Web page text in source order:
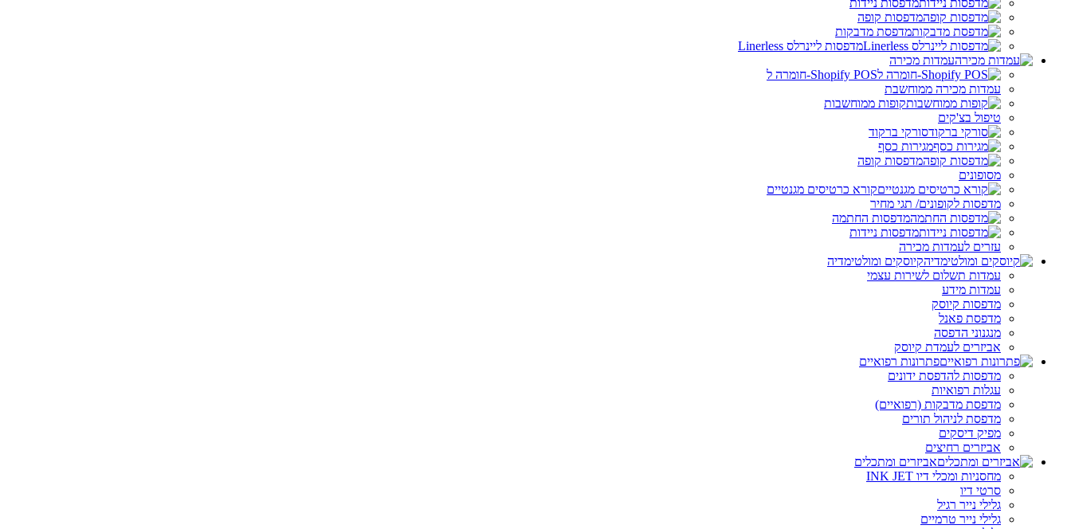
מדפסות ניידות
מדפסות קופה
מדפסת מדבקות
מדפסות ליינרלס Linerless
עמדות מכירה
Shopify POS-חומרה ל
עמדות מכירה ממוחשבת
קופות ממוחשבות
טיפול בצ'קים
סורקי ברקוד
מגירות כסף
מדפסות קופה
מסופונים
קורא כרטיסים מגנטיים
מדפסות לקופונים/ תגי מחיר
מדפסות החתמה
מדפסות ניידות
עזרים לעמדות מכירה
קיוסקים ומולטימדיה
עמדות תשלום לשירות עצמי
עמדות מידע
מדפסות קיוסק
מדפסת פאנל
מנגנוני הדפסה
אביזרים לעמדת קיוסק
פתרונות רפואיים
מדפסות להדפסת ידונים
עגלות רפואיות
מדפסת מדבקות (רפואיים)
מדפסת לניהול תורים
מפיק דיסקים
אביזרים רחיצים
אביזרים ומתכלים
מחסניות ומכלי דיו INK JET
סרטי דיו
גלילי נייר רגיל
גלילי נייר טרמיים